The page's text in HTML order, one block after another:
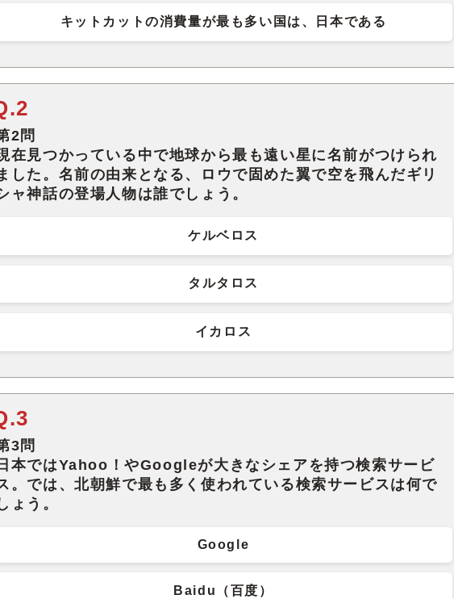
キットカットの消費量が最も多い国は、日本である
2問
在見つかっている中で地球から最も遠い星に名前がつけられ
した。名前の由来となる、ロウで固めた翼で空を飛んだギリ
ャ神話の登場人物は誰でしょう。
ケルベロス
タルタロス
イカロス
3問
本ではYahoo！やGoogleが大きなシェアを持つ検索サービ
。では、北朝鮮で最も多く使われている検索サービスは何で
ょう。
Google
Baidu（百度）